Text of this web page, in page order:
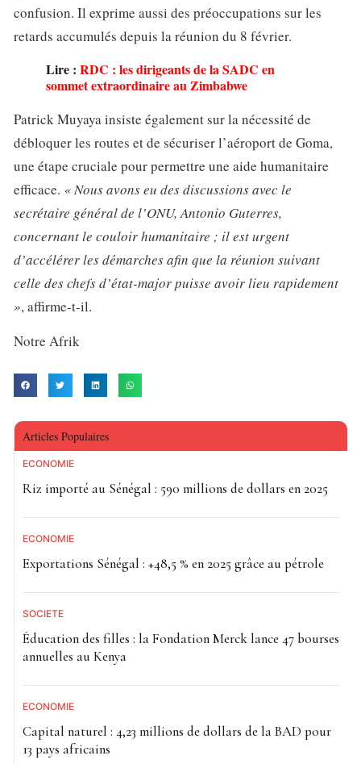
confusion. Il exprime aussi des préoccupations sur les
retards accumulés depuis la réunion du 8 février.
Lire : RDC : les dirigeants de la SADC en
sommet extraordinaire au Zimbabwe
Patrick Muyaya insiste également sur la nécessité de
débloquer les routes et de sécuriser l’aéroport de Goma,
une étape cruciale pour permettre une aide humanitaire
efficace. « Nous avons eu des discussions avec le
secrétaire général de l’ONU, Antonio Guterres,
concernant le couloir humanitaire ; il est urgent
d’accélérer les démarches afin que la réunion suivant
celle des chefs d’état-major puisse avoir lieu rapidement
», affirme-t-il.
Notre Afrik
Articles Populaires
ECONOMIE
Riz importé au Sénégal : 590 millions de dollars en 2025
ECONOMIE
Exportations Sénégal : +48,5 % en 2025 grâce au pétrole
SOCIETE
Éducation des filles : la Fondation Merck lance 47 bourses
annuelles au Kenya
ECONOMIE
Capital naturel : 4,23 millions de dollars de la BAD pour
13 pays africains